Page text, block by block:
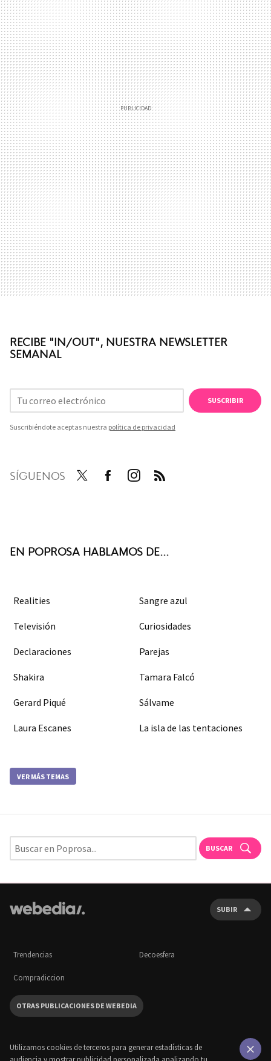
RECIBE "IN/OUT", NUESTRA NEWSLETTER
SEMANAL
SUSCRIBIR
Suscribiéndote aceptas nuestra política de privacidad
SÍGUENOS
EN POPROSA HABLAMOS DE...
Realities Sangre azul
Televisión Curiosidades
Declaraciones Parejas
Shakira Tamara Falcó
Gerard Piqué Sálvame
Laura Escanes La isla de las tentaciones
VER MÁS TEMAS
BUSCAR
SUBIR
Trendencias Decoesfera
Compradiccion
OTRAS PUBLICACIONES DE WEBEDIA
Utilizamos cookies de terceros para generar estadísticas de